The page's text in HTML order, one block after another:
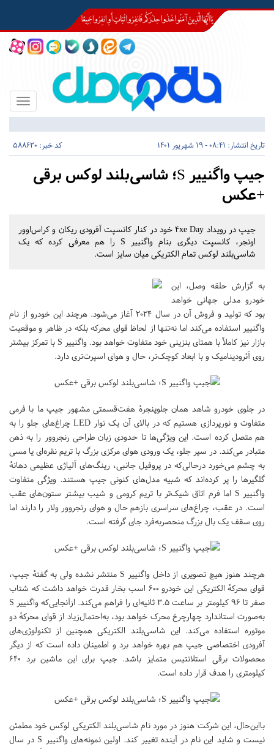
Toggle
تاریخ انتشار: 08:41 - 19 شهریور 1401 کد خبر: 588620
جیپ واگنییر S؛ شاسی‌بلند لوکس برقی
+عکس
جیپ در رویداد ۴xe Day خود در کنار کانسپت آفرودی ریکان و کراس‌اوور
اونجر، کانسپت دیگری بنام واگنییر S را هم معرفی کرده که یک
شاسی‌بلند لوکس تمام الکتریکی میان سایز است.
به گزارش حلقه وصل، این
خودرو مدلی جهانی خواهد
بود که تولید و فروش آن در سال ۲۰۲۴ آغاز می‌شود. هرچند این خودرو از نام
واگنییر استفاده می‌کند اما نه‌تنها از لحاظ قوای محرکه بلکه در ظاهر و موقعیت
بازار نیز کاملاً با همتای بنزینی خود متفاوت خواهد بود. واگنییر S با تمرکز بیشتر
روی آئرودینامیک و با ابعاد کوچک‌تر، حال و هوای اسپرت‌تری دارد.
در جلوی خودرو شاهد همان جلوپنجرهٔ هفت‌قسمتی مشهور جیپ ما با فرمی
متفاوت و نورپردازی هستیم که در بالای آن یک نوار LED چراغ‌های جلو را به
هم متصل کرده است. این ویژگی‌ها تا حدودی زبان طراحی رنجروور را به ذهن
متبادر می‌کند. در سپر جلو، یک ورودی هوای مرکزی بزرگ با تریم نقره‌ای یا مسی
به چشم می‌خورد درحالی‌که در پروفیل جانبی، رینگ‌های آلیاژی عظیمی دهانهٔ
گلگیرها را پر کرده‌اند که شبیه مدل‌های کنونی جیپ هستند. ویژگی متفاوت
واگنییر S اما فرم اتاق شیک‌تر با تریم کرومی و شیب بیشتر ستون‌های عقب
است. در عقب، چراغ‌های سراسری بازهم حال و هوای رنجروور ولار را دارند اما
روی سقف یک بال بزرگ منحصربه‌فرد جای گرفته است.
هرچند هنوز هیچ تصویری از داخل واگنییر S منتشر نشده ولی به گفتهٔ جیپ،
قوای محرکهٔ الکتریکی این خودرو ۶۰۰ اسب بخار قدرت خواهد داشت که شتاب
صفر تا ۹۶ کیلومتر بر ساعت ۳.۵ ثانیه‌ای را فراهم می‌کند. ازآنجایی‌که واگنییر S
به‌صورت استاندارد چهارچرخ محرک خواهد بود، به‌احتمال‌زیاد از قوای محرکهٔ دو
موتوره استفاده می‌کند. این شاسی‌بلند الکتریکی همچنین از تکنولوژی‌های
آفرودی اختصاصی جیپ هم بهره خواهد برد و اطمینان داده است که از دیگر
محصولات برقی استلانتیس متمایز باشد. جیپ برای این ماشین برد ۶۴۰
کیلومتری را هدف قرار داده است.
بااین‌حال، این شرکت هنوز در مورد نام شاسی‌بلند الکتریکی لوکس خود مطمئن
نیست و شاید این نام در آینده تغییر کند. اولین نمونه‌های واگنییر S در سال